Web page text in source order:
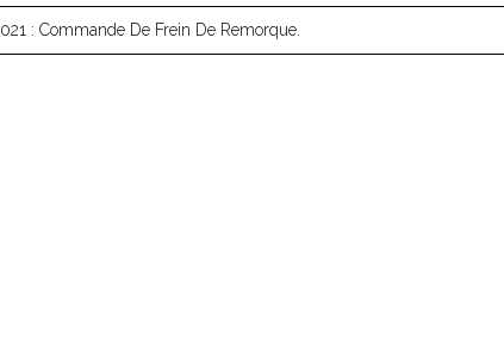
: Commande De Frein De Remorque.